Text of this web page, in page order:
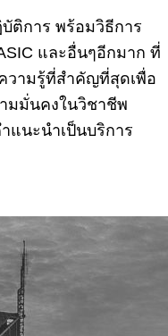
ติการ พร้อมวิธีการ
และอื่นๆอีกมาก ที่
วามรู้ที่สำคัญที่สุดเพื่อ
มมั่นคงในวิชาชีพ
แนะนำเป็นบริการ